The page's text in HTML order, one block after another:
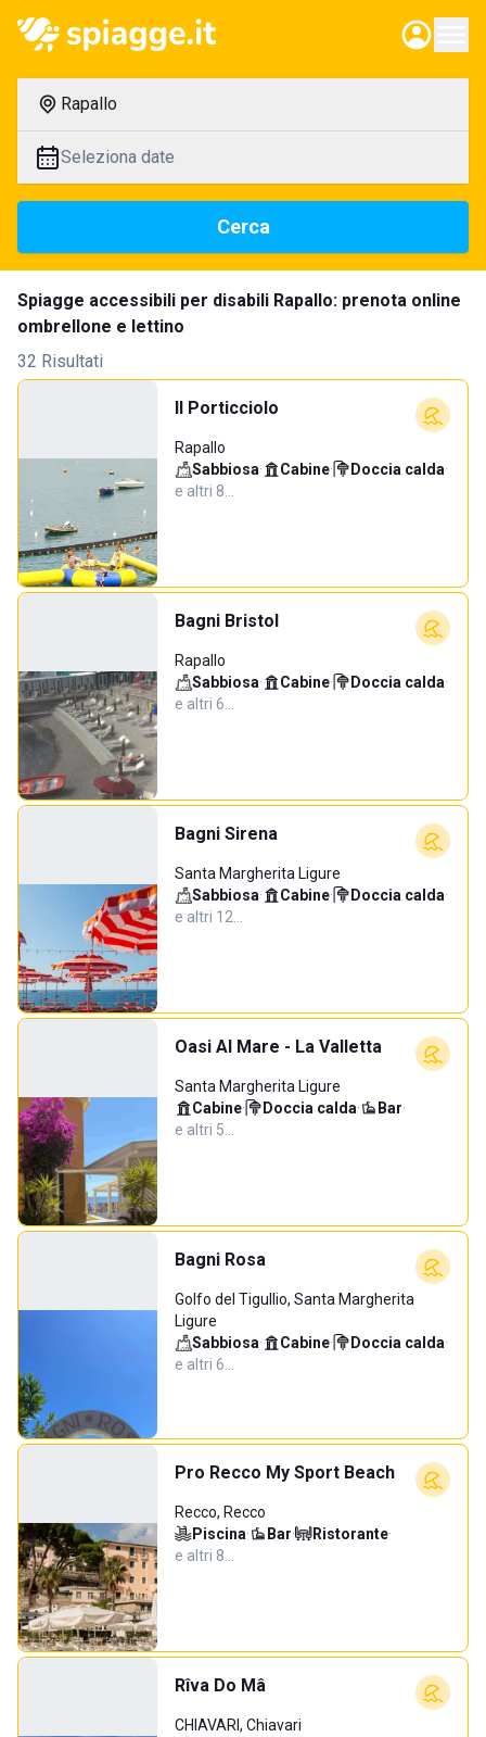
Rapallo
Seleziona date
Cerca
Spiagge accessibili per disabili Rapallo: prenota online
ombrellone e lettino
32 Risultati
Il Porticciolo
Rapallo
Sabbiosa· Cabine· Doccia calda·
e altri 8…
Bagni Bristol
Rapallo
Sabbiosa· Cabine· Doccia calda·
e altri 6…
Bagni Sirena
Santa Margherita Ligure
Sabbiosa· Cabine· Doccia calda·
e altri 12…
Oasi Al Mare - La Valletta
Santa Margherita Ligure
Cabine· Doccia calda· Bar·
e altri 5…
Bagni Rosa
Golfo del Tigullio, Santa Margherita
Ligure
Sabbiosa· Cabine· Doccia calda·
e altri 6…
Pro Recco My Sport Beach
Recco, Recco
Piscina· Bar· Ristorante·
e altri 8…
Rîva Do Mâ
CHIAVARI, Chiavari